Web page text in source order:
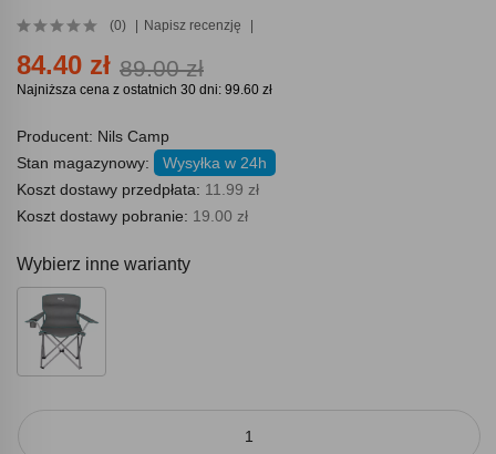
(0) Napisz recenzję
84.40 zł 89.00 zł
Najniższa cena z ostatnich 30 dni: 99.60 zł
Producent: Nils Camp
Stan magazynowy:
Wysyłka w 24h
Koszt dostawy przedpłata: 11.99 zł
Koszt dostawy pobranie: 19.00 zł
Wybierz inne warianty